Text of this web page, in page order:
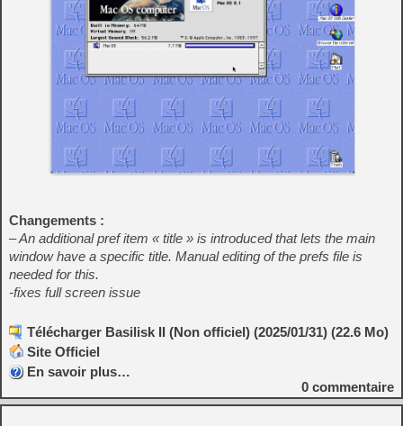
Changements :
– An additional pref item « title » is introduced that lets the main
window have a specific title. Manual editing of the prefs file is
needed for this.
-fixes full screen issue
Télécharger Basilisk II (Non officiel) (2025/01/31) (22.6 Mo)
Site Officiel
En savoir plus…
0 commentaire